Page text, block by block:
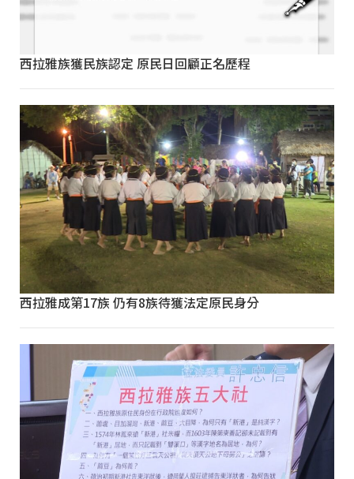
西拉雅族獲民族認定 原民日回顧正名歷程
西拉雅成第17族 仍有8族待獲法定原民身分